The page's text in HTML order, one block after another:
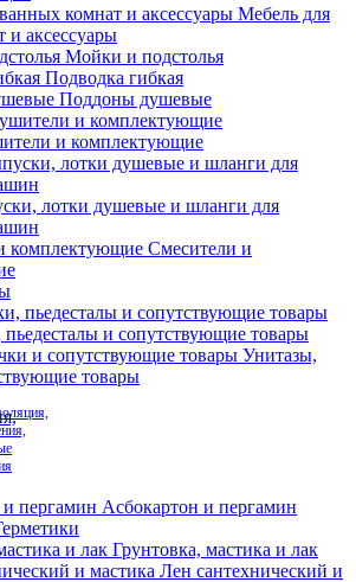
Мебель для
и аксессуары
Мойки и подстолья
Подводка гибкая
Поддоны душевые
и комплектующие
лотки душевые и шланги для
Смесители и
и сопутствующие товары
Унитазы,
товары
Асбокартон и пергамин
Грунтовка, мастика и лак
Лен сантехнический и